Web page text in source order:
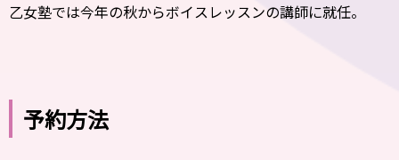
乙女塾では今年の秋からボイスレッスンの講師に就任。
予約方法